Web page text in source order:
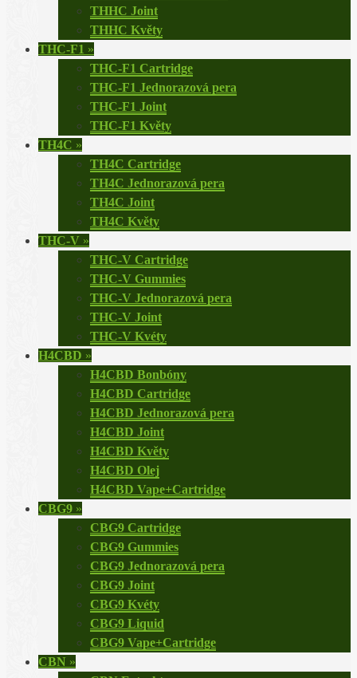
THHC Joint
THHC Květy
THC-F1 »
THC-F1 Cartridge
THC-F1 Jednorazová pera
THC-F1 Joint
THC-F1 Květy
TH4C »
TH4C Cartridge
TH4C Jednorazová pera
TH4C Joint
TH4C Květy
THC-V »
THC-V Cartridge
THC-V Gummies
THC-V Jednorazová pera
THC-V Joint
THC-V Kvéty
H4CBD »
H4CBD Bonbóny
H4CBD Cartridge
H4CBD Jednorazová pera
H4CBD Joint
H4CBD Květy
H4CBD Olej
H4CBD Vape+Cartridge
CBG9 »
CBG9 Cartridge
CBG9 Gummies
CBG9 Jednorazová pera
CBG9 Joint
CBG9 Kvéty
CBG9 Liquid
CBG9 Vape+Cartridge
CBN »